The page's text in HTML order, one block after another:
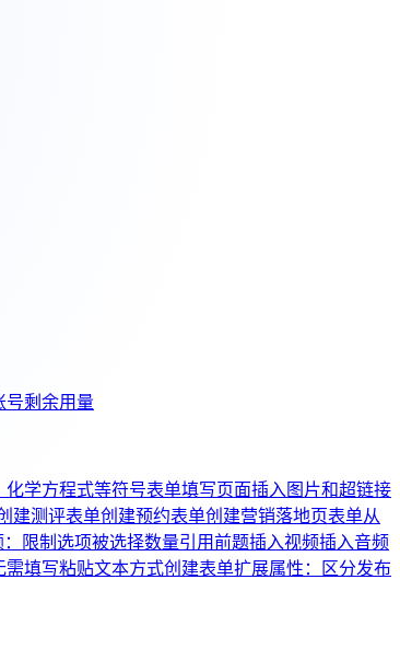
号剩余用量
学方程式等符号表单填写页面插入图片和超链接
建测评表单创建预约表单创建营销落地页表单从
限制选项被选择数量引用前题插入视频插入音频
需填写粘贴文本方式创建表单扩展属性：区分发布